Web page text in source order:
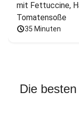
mit Fettuccine,
Tomatensoße
35 Minuten
Die